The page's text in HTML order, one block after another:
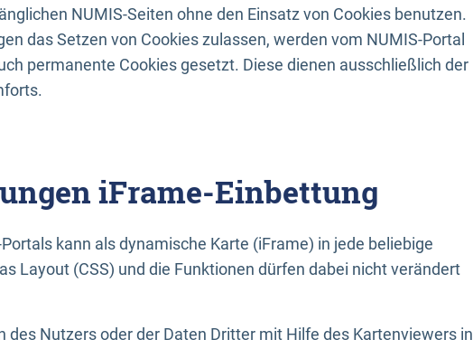
NUMIS-Seiten ohne den Einsatz von Cookies benutzen.
das Setzen von Cookies zulassen, werden vom NUMIS-Portal
permanente Cookies gesetzt. Diese dienen ausschließlich der
iFrame-Einbettung
kann als dynamische Karte (iFrame) in jede beliebige
Layout (CSS) und die Funktionen dürfen dabei nicht verändert
des Nutzers oder der Daten Dritter mit Hilfe des Kartenviewers in